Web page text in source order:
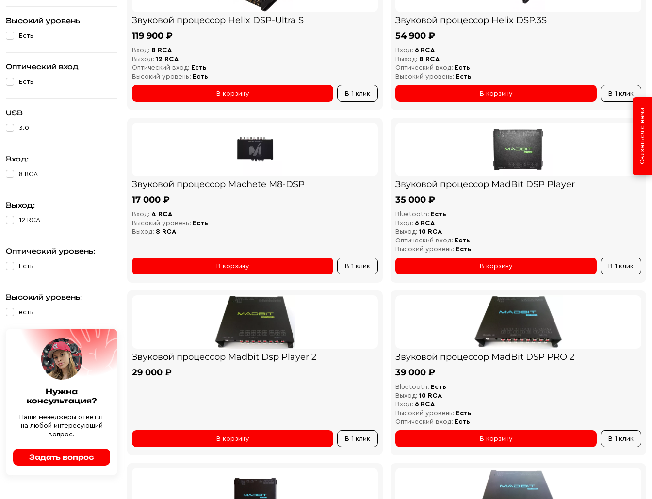
Высокий уровень
Есть
Оптический вход
Есть
USB
3.0
Вход:
8 RCA
Выход:
12 RCA
Оптический уровень:
Есть
Высокий уровень:
есть
Нужна
консультация?
Наши менеджеры ответят
на любой интересующий
вопрос.
Задать вопрос
Звуковой процессор Helix DSP-Ultra S
119 900 ₽
Вход: 8 RCA
Выход: 12 RCA
Оптический вход: Есть
Высокий уровень: Есть
В 1 клик
В корзину
Звуковой процессор Helix DSP.3S
54 900 ₽
Вход: 6 RCA
Выход: 8 RCA
Оптический вход: Есть
Высокий уровень: Есть
В 1 клик
В корзину
Звуковой процессор Machete M8-DSP
17 000 ₽
Вход: 4 RCA
Высокий уровень: Есть
Выход: 8 RCA
В 1 клик
В корзину
Звуковой процессор MadBit DSP Player
35 000 ₽
Bluetooth: Есть
Вход: 6 RCA
Выход: 10 RCA
Оптический вход: Есть
Высокий уровень: Есть
В 1 клик
В корзину
Звуковой процессор Madbit Dsp Player 2
29 000 ₽
В 1 клик
В корзину
Звуковой процессор MadBit DSP PRO 2
39 000 ₽
Bluetooth: Есть
Выход: 10 RCA
Вход: 6 RCA
Высокий уровень: Есть
Оптический вход: Есть
В 1 клик
В корзину
Связаться с нами